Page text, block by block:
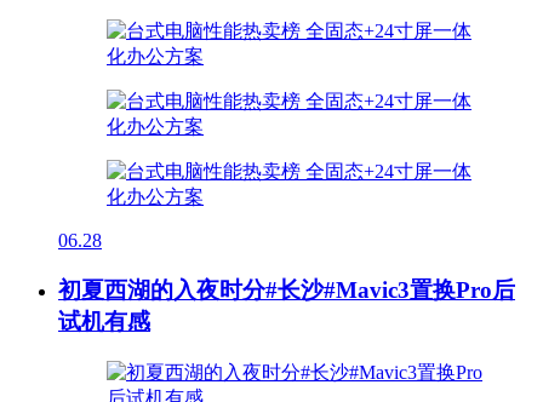
06.28
初夏西湖的入夜时分#长沙#Mavic3置换Pro后
试机有感